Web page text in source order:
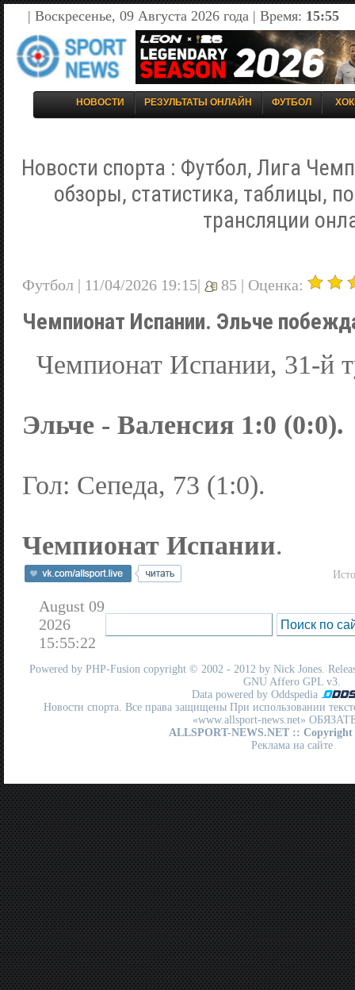
| Воскресенье, 09 Августа 2026 года | Время: 15:55
НОВОСТИ РЕЗУЛЬТАТЫ ОНЛАЙН ФУТБОЛ
Новости спорта : Футбол, Лига
обзоры, статистика, таблицы,
трансляции
Футбол | 11/04/2026 19:15| 85 | Оценка:
Чемпионат Испании. Эльче
Чемпионат Испании, 31-й
Эльче - Валенсия 1:0 (0:0).
Гол: Сепеда, 73 (1:0).
Чемпионат Испании.
August 09
2026
15:55:22
Powered by PHP-Fusion copyright © 2002 - 2012 by Nick Jones.
GNU Affero GPL v3.
Data powered by Oddspedia
Новости спорта. Все права защищены При использовании
«www.allsport-news.net»
ALLSPORT-NEWS.NET :: Copyright
Реклама на сайте